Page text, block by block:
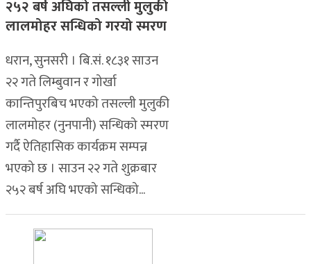
२५२ बर्ष अघिको तसल्ली मुलुकी
लालमोहर सन्धिको गरयो स्मरण
धरान, सुनसरी । बि.सं. १८३१ साउन
२२ गते लिम्बुवान र गोर्खा
कान्तिपुरबिच भएको तसल्ली मुलुकी
लालमोहर (नुनपानी) सन्धिको स्मरण
गर्दै ऐतिहासिक कार्यक्रम सम्पन्न
भएको छ । साउन २२ गते शुक्रबार
२५२ बर्ष अघि भएको सन्धिको...